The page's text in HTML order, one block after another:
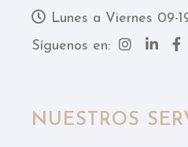
Lunes a Viernes 09-
Síguenos en:
NUESTROS